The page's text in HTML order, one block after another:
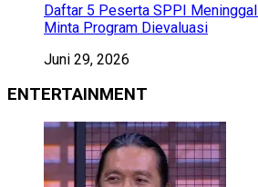
Daftar 5 Peserta SPPI
Minta Program Dievaluasi
Juni 29, 2026
ENTERTAINMENT